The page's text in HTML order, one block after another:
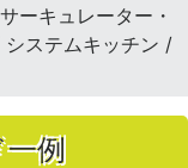
ーキュレーター・
ステムキッチン /
例